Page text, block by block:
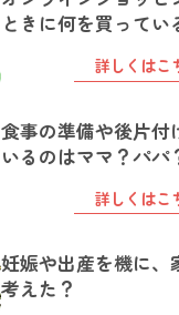
ときに何を買ってい
詳しくはこ
食事の準備や後片付
いるのはママ？パパ
詳しくはこ
妊娠や出産を機に、
考えた？